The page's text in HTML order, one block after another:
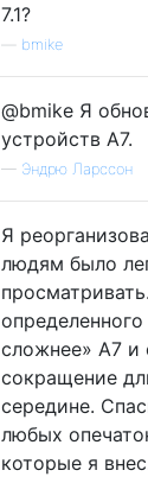
7.1?
bmike
@bmike Я
устройств A7.
— Эндрю Ларссон
Я
людям было
сложнее» A7 и
сокращение
середине.
любых
которые я